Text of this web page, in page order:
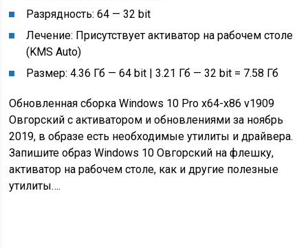
Разрядность: 64 — 32 bit
Лечение: Присутствует активатор на рабочем столе
(KMS Auto)
Размер: 4.36 Гб — 64 bit | 3.21 Гб — 32 bit = 7.58 Гб
Обновленная сборка Windows 10 Pro x64-x86 v1909
Овгорский с активатором и обновлениями за ноябрь
2019, в образе есть необходимые утилиты и драйвера.
Запишите образ Windows 10 Овгорский на флешку,
активатор на рабочем столе, как и другие полезные
утилиты….